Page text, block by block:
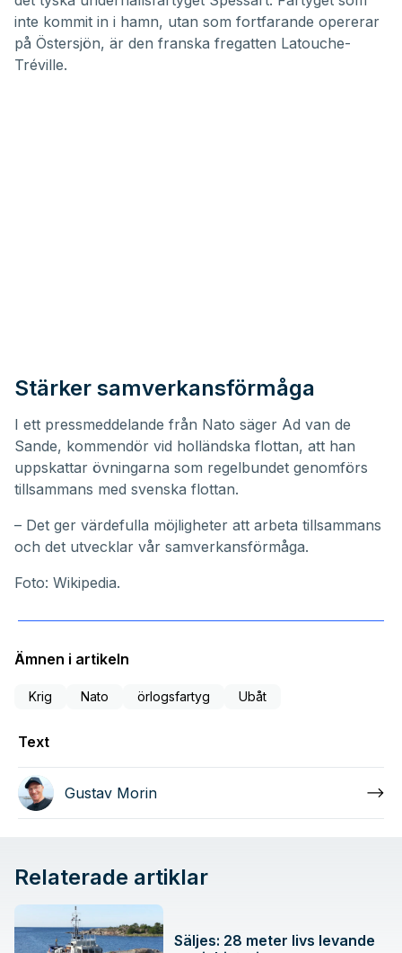
inte kommit in i hamn, utan som fortfarande opererar
på Östersjön, är den franska fregatten Latouche-
Tréville.
Stärker samverkansförmåga
I ett pressmeddelande från Nato säger Ad van de
Sande, kommendör vid holländska flottan, att han
uppskattar övningarna som regelbundet genomförs
tillsammans med svenska flottan.
– Det ger värdefulla möjligheter att arbeta tillsammans
och det utvecklar vår samverkansförmåga.
Foto: Wikipedia.
Ämnen i artikeln
Krig Nato örlogsfartyg Ubåt
Text
Gustav Morin
Relaterade artiklar
Säljes: 28 meter livs levande